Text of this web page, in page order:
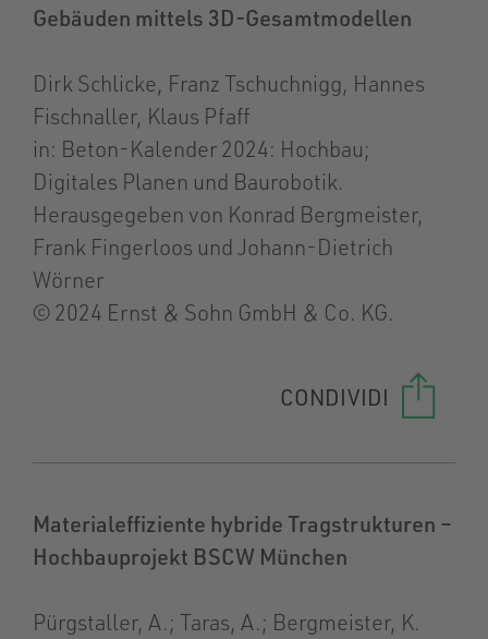
Gebäuden mittels 3D-Gesamtmodellen
Dirk Schlicke, Franz Tschuchnigg, Hannes
Fischnaller, Klaus Pfaff
in: Beton-Kalender 2024: Hochbau;
Digitales Planen und Baurobotik.
Herausgegeben von Konrad Bergmeister,
Frank Fingerloos und Johann-Dietrich
Wörner
© 2024 Ernst & Sohn GmbH & Co. KG.
CONDIVIDI
Materialeffiziente hybride Tragstrukturen –
Hochbauprojekt BSCW München
Pürgstaller, A.; Taras, A.; Bergmeister, K.